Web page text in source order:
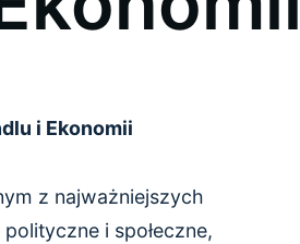
i Ekonomii
z najważniejszych
i społeczne,